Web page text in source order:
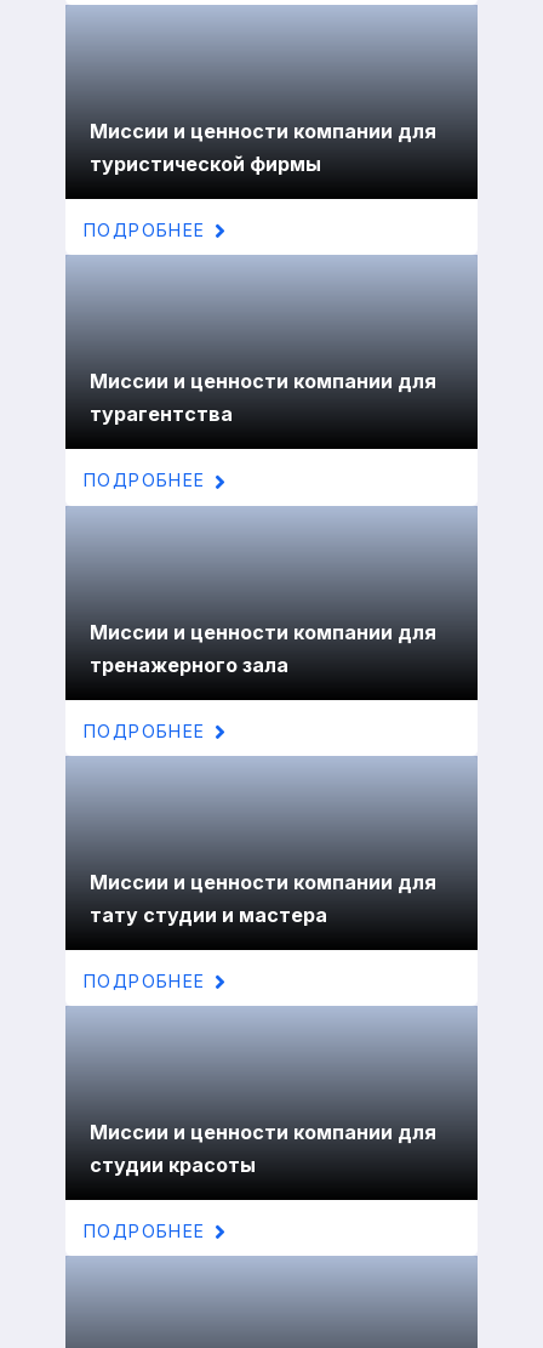
Миссии и ценности компании для
туристической фирмы
ПОДРОБНЕЕ
Миссии и ценности компании для
турагентства
ПОДРОБНЕЕ
Миссии и ценности компании для
тренажерного зала
ПОДРОБНЕЕ
Миссии и ценности компании для
тату студии и мастера
ПОДРОБНЕЕ
Миссии и ценности компании для
студии красоты
ПОДРОБНЕЕ